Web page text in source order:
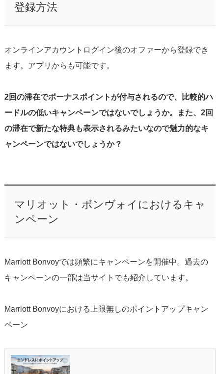
登録方法
オンラインアカウントログイン後のオファーから登録でき
ます。アプリからも可能です。
2回の滞在でボーナスポイントが付与されるので、比較的ハ
ードルの低いキャンペーンではないでしょうか。また、2回
の滞在で新たな特典も表示されるみたいなので魅力的なキ
ャンペーンではないでしょうか？
マリオット・ボンヴォイにおけるキャ
ンペーン
Marriott Bonvoyでは頻繁にキャンペーンを開催中。過去の
キャンペーンの一部は当サイトでも紹介しています。
Marriott Bonvoyにおける上限無しのポイントアップキャン
ペーン